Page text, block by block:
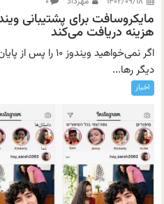
هزینه دریافت می‌کند
اگر نمی‌خواهید
دیگر رها...
اخبار